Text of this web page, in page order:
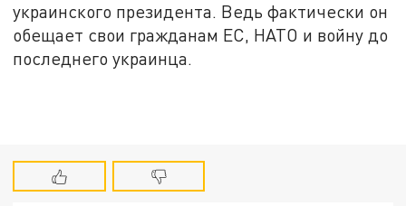
украинского президента. Ведь фактически он
обещает свои гражданам ЕС, НАТО и войну до
последнего украинца.